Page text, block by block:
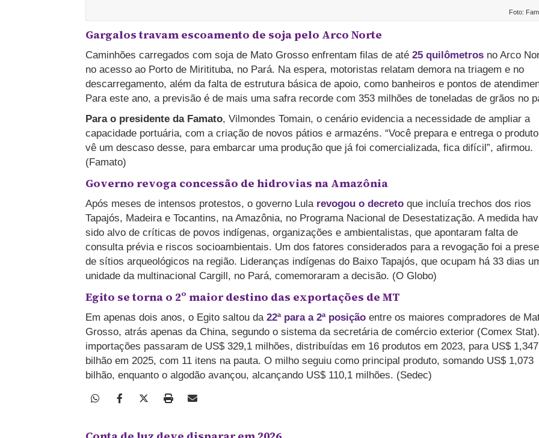
Foto:
Gargalos travam escoamento de soja pelo Arco Norte
Caminhões carregados com soja de Mato Grosso enfrentam filas de até 25 quilômetros no Arco
no acesso ao Porto de Miritituba, no Pará. Na espera, motoristas relatam demora na triagem e no
descarregamento, além da falta de estrutura básica de apoio, como banheiros e pontos de
Para este ano, a previsão é de mais uma safra recorde com 353 milhões de toneladas de grãos no
Para o presidente da Famato, Vilmondes Tomain, o cenário evidencia a necessidade de ampliar a
capacidade portuária, com a criação de novos pátios e armazéns. “Você prepara e entrega o
vê um descaso desse, para embarcar uma produção que já foi comercializada, fica difícil”, afirmou.
(Famato)
Governo revoga concessão de hidrovias na Amazônia
Após meses de intensos protestos, o governo Lula revogou o decreto que incluía trechos dos rios
Tapajós, Madeira e Tocantins, na Amazônia, no Programa Nacional de Desestatização. A medida
sido alvo de críticas de povos indígenas, organizações e ambientalistas, que apontaram falta de
consulta prévia e riscos socioambientais. Um dos fatores considerados para a revogação foi a
de sítios arqueológicos na região. Lideranças indígenas do Baixo Tapajós, que ocupam há 33 dias
unidade da multinacional Cargill, no Pará, comemoraram a decisão. (O Globo)
Egito se torna o 2º maior destino das exportações de MT
Em apenas dois anos, o Egito saltou da22ª para a 2ª posição entre os maiores compradores de
Grosso, atrás apenas da China, segundo o sistema da secretária de comércio exterior (Comex
importações passaram de US$ 329,1 milhões, distribuídas em 16 produtos em 2023, para US$ 1,347
bilhão em 2025, com 11 itens na pauta. O milho seguiu como principal produto, somando US$ 1,073
bilhão, enquanto o algodão avançou, alcançando US$ 110,1 milhões. (Sedec)